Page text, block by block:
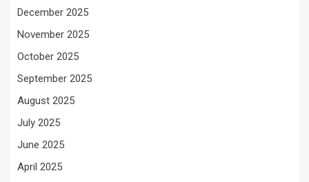
December 2025
November 2025
October 2025
September 2025
August 2025
July 2025
June 2025
April 2025